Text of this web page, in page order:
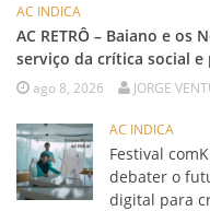
AC INDICA
AC RETRÔ – Baiano e os
serviço da crítica social
ago 8, 2026 JORGE
AC INDICA
Festival
debater o
digital para